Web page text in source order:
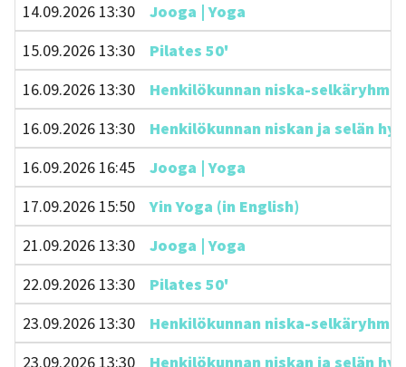
14.09.2026 13:30
Jooga | Yoga
15.09.2026 13:30
Pilates 50'
16.09.2026 13:30
Henkilökunnan niska-
16.09.2026 13:30
Henkilökunnan niskan ja selän
16.09.2026 16:45
Jooga | Yoga
17.09.2026 15:50
Yin Yoga (in English)
21.09.2026 13:30
Jooga | Yoga
22.09.2026 13:30
Pilates 50'
23.09.2026 13:30
Henkilökunnan niska-
23.09.2026 13:30
Henkilökunnan niskan ja selän